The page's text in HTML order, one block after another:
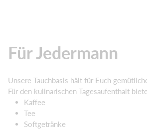
Für Jedermann
Unsere Tauchbasis hält für Euch
Für den kulinarischen Tagesaufenthalt
Kaffee
Tee
Softgetränke